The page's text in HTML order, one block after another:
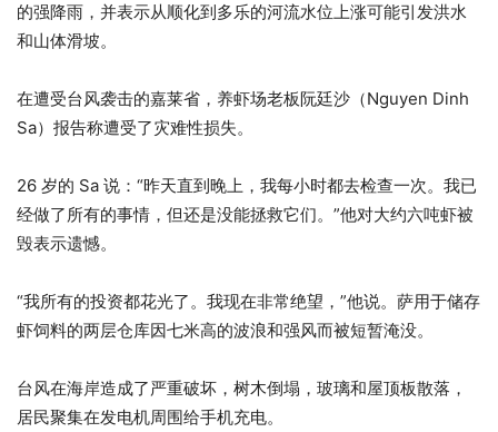
的强降雨，并表示从顺化到多乐的河流水位上涨可能引发洪水
和山体滑坡。
在遭受台风袭击的嘉莱省，养虾场老板阮廷沙（Nguyen Dinh
Sa）报告称遭受了灾难性损失。
26 岁的 Sa 说：“昨天直到晚上，我每小时都去检查一次。我已
经做了所有的事情，但还是没能拯救它们。”他对大约六吨虾被
毁表示遗憾。
“我所有的投资都花光了。我现在非常绝望，”他说。萨用于储存
虾饲料的两层仓库因七米高的波浪和强风而被短暂淹没。
台风在海岸造成了严重破坏，树木倒塌，玻璃和屋顶板散落，
居民聚集在发电机周围给手机充电。